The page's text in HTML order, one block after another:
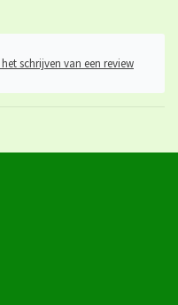
schrijven van een review